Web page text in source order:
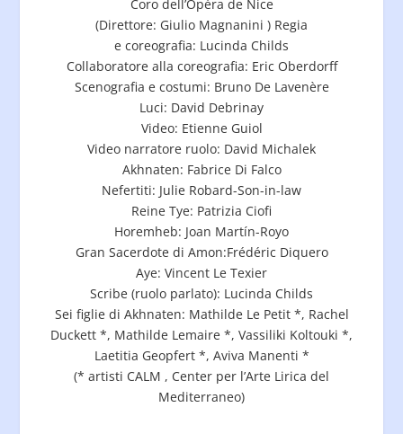
Coro dell’Opéra de Nice
(Direttore: Giulio Magnanini ) Regia
e coreografia: Lucinda Childs
Collaboratore alla coreografia: Eric Oberdorff
Scenografia e costumi: Bruno De Lavenère
Luci: David Debrinay
Video: Etienne Guiol
Video narratore ruolo: David Michalek
Akhnaten: Fabrice Di Falco
Nefertiti: Julie Robard-Son-in-law
Reine Tye: Patrizia Ciofi
Horemheb: Joan Martín-Royo
Gran Sacerdote di Amon:Frédéric Diquero
Aye: Vincent Le Texier
Scribe (ruolo parlato): Lucinda Childs
Sei figlie di Akhnaten: Mathilde Le Petit *, Rachel
Duckett *, Mathilde Lemaire *, Vassiliki Koltouki *,
Laetitia Geopfert *, Aviva Manenti *
(* artisti CALM , Center per l’Arte Lirica del
Mediterraneo)